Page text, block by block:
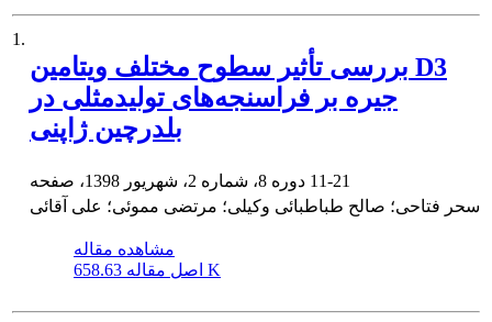
1.
بررسی تأثیر سطوح مختلف ویتامین D3
جیره‌ بر فراسنجه‌های تولیدمثلی در
بلدرچین ژاپنی
11-21
سحر فتاحی؛ صالح طباطبائی وکیلی؛ مرتضی مموئی؛ علی آقائی
مشاهده مقاله
اصل مقاله 658.63 K